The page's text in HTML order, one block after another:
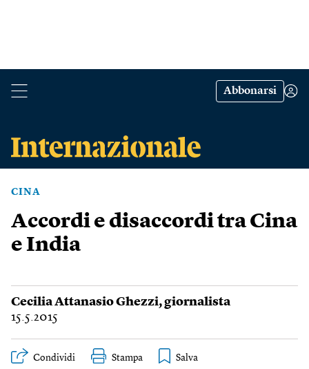
Abbonarsi
CINA
Accordi e disaccordi tra Cina
e India
Cecilia Attanasio Ghezzi, giornalista
15.5.2015
Condividi Stampa